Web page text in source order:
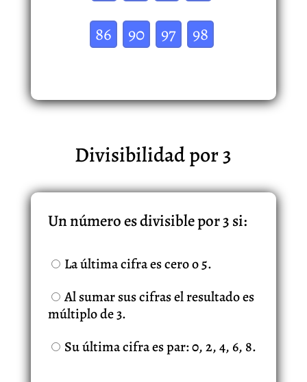
86
90 97 98
Divisibilidad por 3
Un número es divisible por 3 si:
La última cifra es cero o 5.
Al sumar sus cifras el resultado es
múltiplo de 3.
Su última cifra es par: 0, 2, 4, 6, 8.